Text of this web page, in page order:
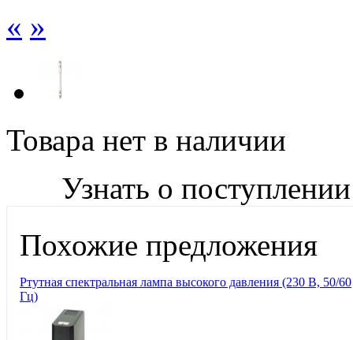
« »
Товара нет в наличии
Узнать о поступлении
Похожие предложения
Ртутная спектральная лампа высокого давления (230 В, 50/60
Гц)